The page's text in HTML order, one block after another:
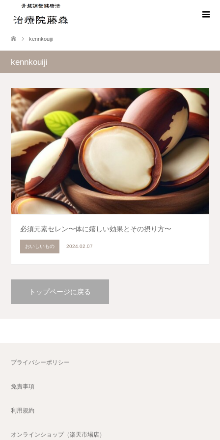
kennkouiji
kennkouiji
必須元素セレン〜体に嬉しい効果とその摂り方〜
おいしいもの 2024.02.07
トップページに戻る
プライバシーポリシー
免責事項
利用規約
オンラインショップ（楽天市場店）